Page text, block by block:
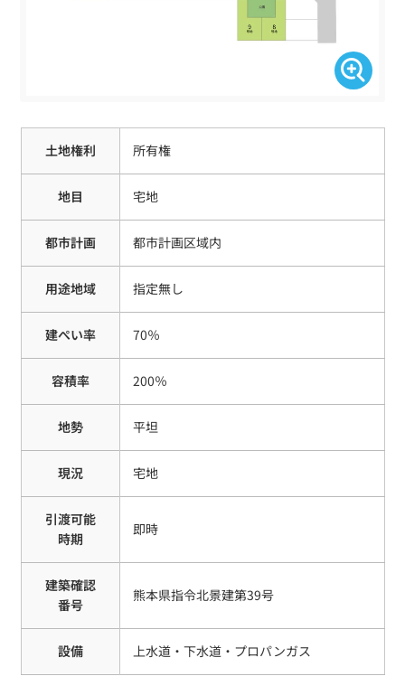
⼟地権利 所有権
地⽬ 宅地
都市計画 都市計画区域内
⽤途地域 指定無し
建ぺい率 70％
容積率 200％
地勢 平坦
現況 宅地
引渡可能
時期
即時
建築確認
番号
熊本県指令北景建第39号
設備 上水道・下水道・プロパンガス